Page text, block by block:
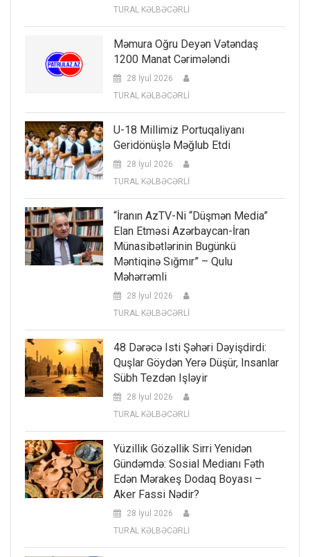
TURAL KƏLBƏCƏRLİ
Məmura Oğru Deyən Vətəndaş
1200 Manat Cərimələndi
28 İyul 2026
TURAL KƏLBƏCƏRLİ
U-18 Millimiz Portuqaliyanı
Geridönüşlə Məğlub Etdi
28 İyul 2026
TURAL KƏLBƏCƏRLİ
“İranın AzTV-Ni “düşmən Media”
Elan Etməsi Azərbaycan-İran
Münasibətlərinin Bugünkü
Məntiqinə Sığmır” – Qulu
Məhərrəmli
28 İyul 2026
TURAL KƏLBƏCƏRLİ
48 Dərəcə Isti Şəhəri Dəyişdirdi:
Quşlar Göydən Yerə Düşür, Insanlar
Sübh Tezdən Işləyir
28 İyul 2026
TURAL KƏLBƏCƏRLİ
Yüzillik Gözəllik Sirri Yenidən
Gündəmdə: Sosial Medianı Fəth
Edən Mərakeş Dodaq Boyası –
Aker Fassi Nədir?
28 İyul 2026
TURAL KƏLBƏCƏRLİ